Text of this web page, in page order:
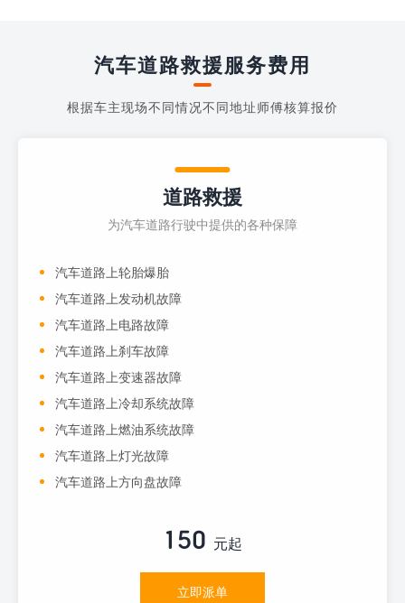
汽车道路救援服务费用
根据车主现场不同情况不同地址师傅核算报价
道路救援
为汽车道路行驶中提供的各种保障
汽车道路上轮胎爆胎
汽车道路上发动机故障
汽车道路上电路故障
汽车道路上刹车故障
汽车道路上变速器故障
汽车道路上冷却系统故障
汽车道路上燃油系统故障
汽车道路上灯光故障
汽车道路上方向盘故障
150 元起
立即派单